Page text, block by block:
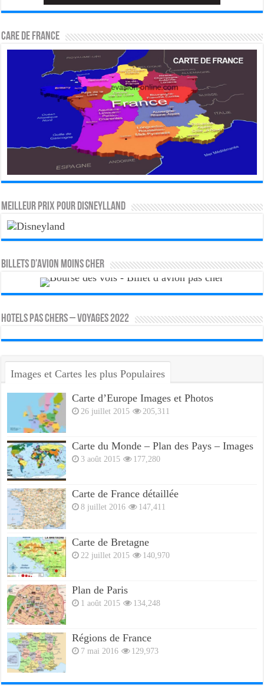
CARE DE FRANCE
MEILLEUR PRIX POUR DISNEYLLAND
Billets d’avion moins cher
HOTELS PAS CHERS – VOYAGES 2022
Images et Cartes les plus Populaires
Carte d’Europe Images et Photos
26 juillet 2015 205,311
Carte du Monde – Plan des Pays – Images
3 août 2015 177,280
Carte de France détaillée
8 juillet 2016 147,411
Carte de Bretagne
22 juillet 2015 140,970
Plan de Paris
1 août 2015 134,248
Régions de France
7 mai 2016 129,973